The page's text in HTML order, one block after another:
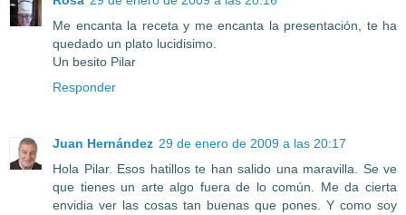
Me encanta la receta y me encanta la presentación, te ha
quedado un plato lucidisimo.
Un besito Pilar
Responder
Juan Hernández 29 de enero de 2009 a las 20:17
Hola Pilar. Esos hatillos te han salido una maravilla. Se ve
que tienes un arte algo fuera de lo común. Me da cierta
envidia ver las cosas tan buenas que pones. Y como soy